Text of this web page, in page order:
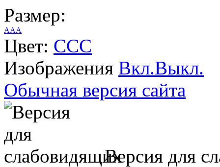
Размер:
AAA
Цвет: CCC
Изображения Вкл.Выкл.
Обычная версия сайта
Версия для